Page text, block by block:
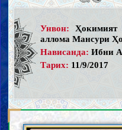
Унвон:
аллома Мансури
Нависанда: Ибни
Тарих: 11/9/2017